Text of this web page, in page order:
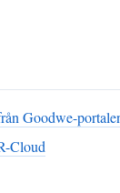
Goodwe-
Cloud